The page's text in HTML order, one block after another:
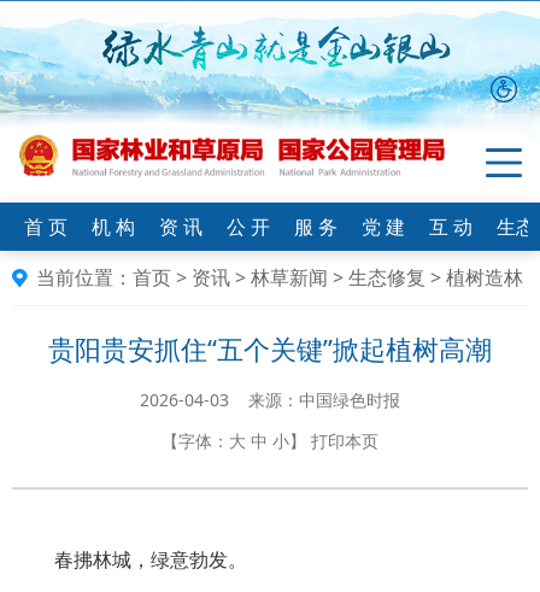
首 页 机 构 资 讯 公 开 服 务 党 建 互 动
生
当前位置： 首页> 资讯>林草新闻 >生态修复 >植树造林
贵阳贵安抓住“五个关键”掀起植树高潮
2026-04-03 来源：中国绿色时报
【字体： 大 中 小】 打印本页
春拂林城，绿意勃发。